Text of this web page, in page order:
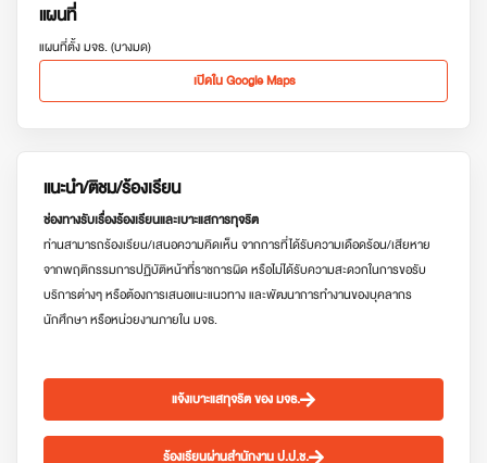
แผนที่
แผนที่ตั้ง มจธ. (บางมด)
เปิดใน Google Maps
แนะนำ/ติชม/ร้องเรียน
ช่องทางรับเรื่องร้องเรียนและเบาะแสการทุจริต
ท่านสามารถร้องเรียน/เสนอความคิดเห็น จากการที่ได้รับความเดือดร้อน/เสียหาย
จากพฤติกรรมการปฏิบัติหน้าที่ราชการผิด หรือไม่ได้รับความสะดวกในการขอรับ
บริการต่างๆ หรือต้องการเสนอแนะแนวทาง และพัฒนาการทำงานของบุคลากร
นักศึกษา หรือหน่วยงานภายใน มจธ.
แจ้งเบาะแสทุจริต ของ มจธ.
ร้องเรียนผ่านสำนักงาน ป.ป.ช.